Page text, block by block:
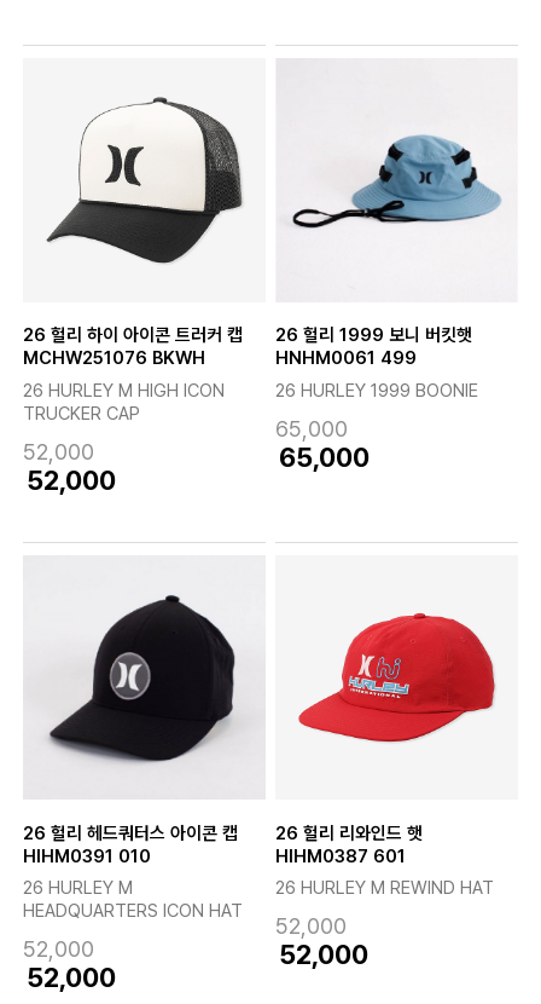
26 헐리 하이 아이콘 트러커 캡
MCHW251076 BKWH
26 HURLEY M HIGH ICON
TRUCKER CAP
52,000
52,000
26 헐리 1999 보니 버킷햇
HNHM0061 499
26 HURLEY 1999 BOONIE
65,000
65,000
26 헐리 헤드쿼터스 아이콘 캡
HIHM0391 010
26 HURLEY M
HEADQUARTERS ICON HAT
52,000
52,000
26 헐리 리와인드 햇
HIHM0387 601
26 HURLEY M REWIND HAT
52,000
52,000